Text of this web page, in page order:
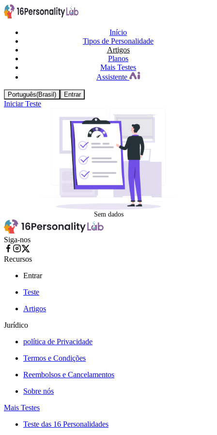
Início
Tipos de Personalidade
Artigos
Planos
Mais Testes
Assistente
Português(Brasil) Entrar
Iniciar Teste
Sem dados
Siga-nos
Recursos
Entrar
Teste
Artigos
Jurídico
política de Privacidade
Termos e Condições
Reembolsos e Cancelamentos
Sobre nós
Mais Testes
Teste das 16 Personalidades